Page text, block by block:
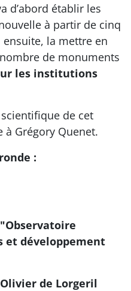
d’abord établir les
à partir de cinq
la mettre en
de monuments
les institutions
de cet
à Grégory Quenet.
:
et développement
Olivier de Lorgeril